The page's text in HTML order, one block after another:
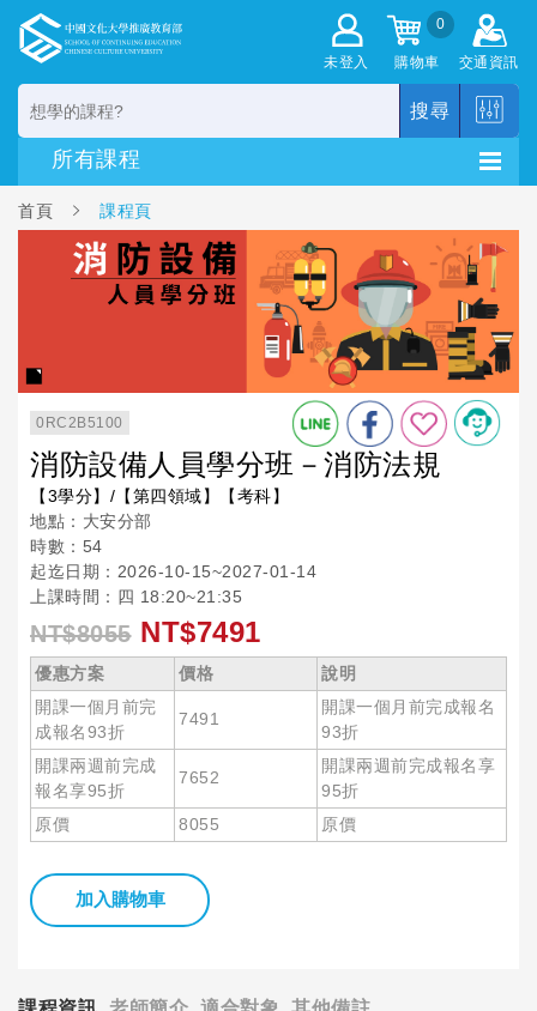
未登入
0
購物車 交通資訊
搜尋
首頁 課程頁
0RC2B5100
消防設備人員學分班－消防法規
【3學分】/【第四領域】【考科】
地點：大安分部
時數：54
起迄日期：2026-10-15~2027-01-14
上課時間：四 18:20~21:35
NT$8055 NT$7491
優惠方案 價格
說明
開課一個月前完
成報名93折
7491
開課一個月前完成報名
93折
開課兩週前完成
報名享95折
7652
開課兩週前完成報名享
95折
原價
8055 原價
加入購物車